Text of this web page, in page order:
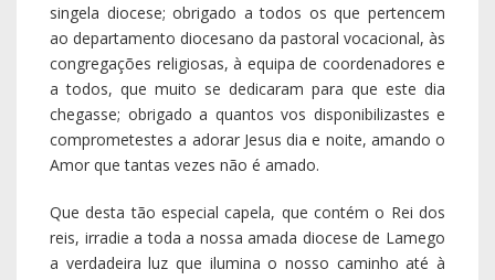
singela diocese; obrigado a todos os que pertencem
ao departamento diocesano da pastoral vocacional, às
congregações religiosas, à equipa de coordenadores e
a todos, que muito se dedicaram para que este dia
chegasse; obrigado a quantos vos disponibilizastes e
comprometestes a adorar Jesus dia e noite, amando o
Amor que tantas vezes não é amado.
Que desta tão especial capela, que contém o Rei dos
reis, irradie a toda a nossa amada diocese de Lamego
a verdadeira luz que ilumina o nosso caminho até à